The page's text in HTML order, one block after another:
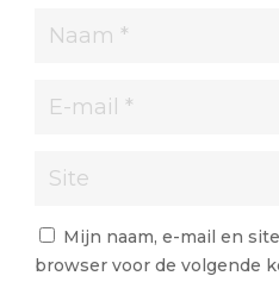
Mijn naam, e-mail en
browser voor de volgende